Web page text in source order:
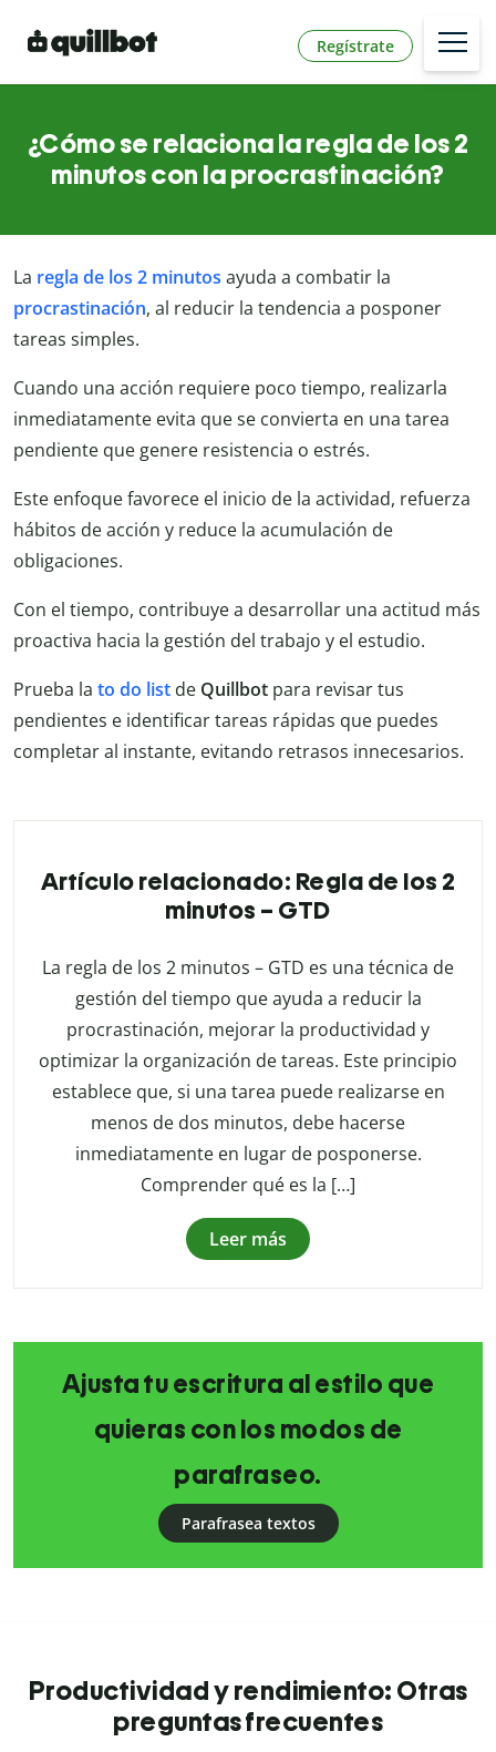
Regístrate
¿Cómo se relaciona la regla de los 2
minutos con la procrastinación?
La regla de los 2 minutos ayuda a combatir la
procrastinación, al reducir la tendencia a posponer
tareas simples.
Cuando una acción requiere poco tiempo, realizarla
inmediatamente evita que se convierta en una tarea
pendiente que genere resistencia o estrés.
Este enfoque favorece el inicio de la actividad, refuerza
hábitos de acción y reduce la acumulación de
obligaciones.
Con el tiempo, contribuye a desarrollar una actitud más
proactiva hacia la gestión del trabajo y el estudio.
Prueba la to do list de Quillbot para revisar tus
pendientes e identificar tareas rápidas que puedes
completar al instante, evitando retrasos innecesarios.
Artículo relacionado: Regla de los 2
minutos – GTD
La regla de los 2 minutos – GTD es una técnica de
gestión del tiempo que ayuda a reducir la
procrastinación, mejorar la productividad y
optimizar la organización de tareas. Este principio
establece que, si una tarea puede realizarse en
menos de dos minutos, debe hacerse
inmediatamente en lugar de posponerse.
Comprender qué es la […]
Leer más
Ajusta tu escritura al estilo que
quieras con los modos de
parafraseo.
Parafrasea textos
Productividad y rendimiento: Otras
preguntas frecuentes